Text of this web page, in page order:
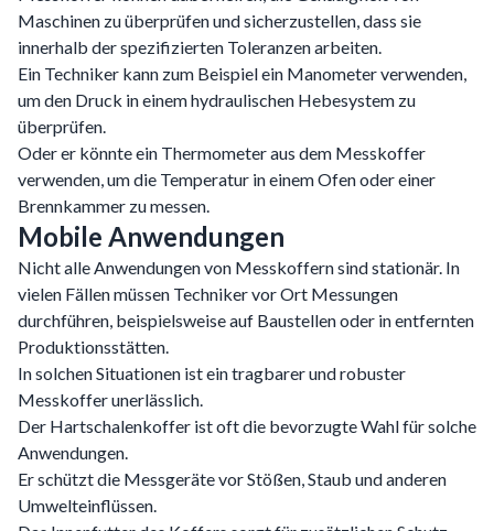
Maschinen zu überprüfen und sicherzustellen, dass sie
innerhalb der spezifizierten Toleranzen arbeiten.
Ein Techniker kann zum Beispiel ein Manometer verwenden,
um den Druck in einem hydraulischen Hebesystem zu
überprüfen.
Oder er könnte ein Thermometer aus dem Messkoffer
verwenden, um die Temperatur in einem Ofen oder einer
Brennkammer zu messen.
Mobile Anwendungen
Nicht alle Anwendungen von Messkoffern sind stationär. In
vielen Fällen müssen Techniker vor Ort Messungen
durchführen, beispielsweise auf Baustellen oder in entfernten
Produktionsstätten.
In solchen Situationen ist ein tragbarer und robuster
Messkoffer unerlässlich.
Der Hartschalenkoffer ist oft die bevorzugte Wahl für solche
Anwendungen.
Er schützt die Messgeräte vor Stößen, Staub und anderen
Umwelteinflüssen.